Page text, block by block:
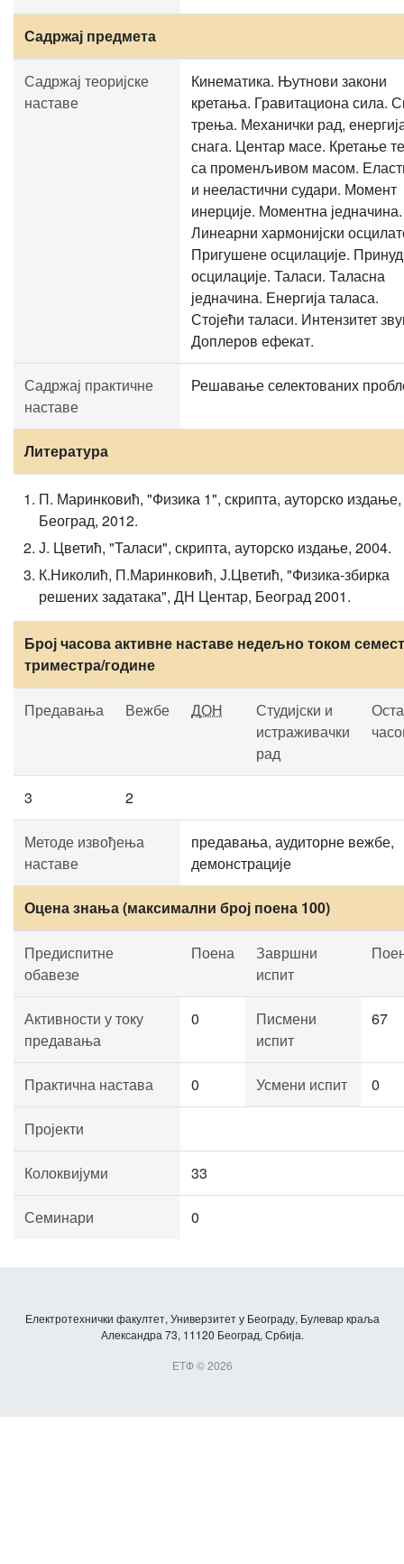
Садржај предмета
Садржај теоријске
наставе
Кинематика. Њутнови закони
кретања. Гравитациона сила.
трења. Механички рад,
снага. Центар масе. Кретање
са променљивом масом.
и нееластични судари. Момент
инерције. Моментна једначина.
Линеарни хармонијски
Пригушене осцилације.
осцилације. Таласи. Таласна
једначина. Енергија таласа.
Стојећи таласи. Интензитет
Доплеров ефекат.
Садржај практичне
наставе
Решавање селектованих
Литература
П. Маринковић, "Физика 1", скрипта, ауторско издање,
Београд, 2012.
Ј. Цветић, "Таласи", скрипта, ауторско издање, 2004.
К.Николић, П.Маринковић, Ј.Цветић, "Физика-збирка
решених задатака", ДН Центар, Београд 2001.
Број часова активне наставе недељно током
триместра/године
Предавања Вежбе ДОН
Студијски и
истраживачки
рад
3 2
Методе извођења
наставе
предавања, аудиторне вежбе,
демонстрације
Оцена знања (максимални број поена 100)
Предиспитне
обавезе
Поена
Завршни
испит
Активности у току
предавања
0
Писмени
испит
67
Практична настава 0 Усмени испит 0
Пројекти
Колоквијуми 33
Семинари 0
Електротехнички факултет, Универзитет у Београду, Булевар краља
Александра 73, 11120 Београд, Србија.
ЕТФ © 2026